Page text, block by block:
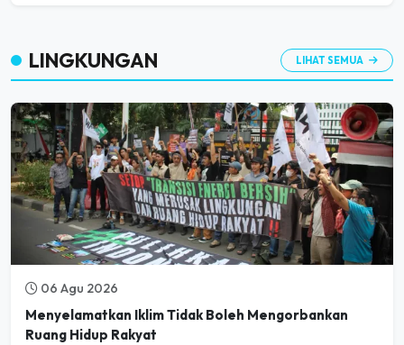
LINGKUNGAN LIHAT SEMUA
06 Agu 2026
Menyelamatkan Iklim Tidak Boleh Mengorbankan
Ruang Hidup Rakyat